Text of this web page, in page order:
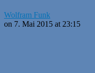
Wolfram Funk
on 7. Mai 2015 at 23:15